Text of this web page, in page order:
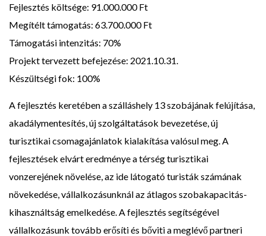
Fejlesztés költsége: 91.000.000 Ft
Megítélt támogatás: 63.700.000 Ft
Támogatási intenzitás: 70%
Projekt tervezett befejezése: 2021.10.31.
Készültségi fok: 100%
A fejlesztés keretében a szálláshely 13 szobájának felújítása,
akadálymentesítés, új szolgáltatások bevezetése, új
turisztikai csomagajánlatok kialakítása valósul meg. A
fejlesztések elvárt eredménye a térség turisztikai
vonzerejének növelése, az ide látogató turisták számának
növekedése, vállalkozásunknál az átlagos szobakapacitás-
kihasználtság emelkedése. A fejlesztés segítségével
vállalkozásunk tovább erősíti és bőviti a meglévő partneri